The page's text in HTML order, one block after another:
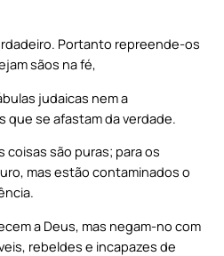
Portanto repreende-os
sãos na fé,
judaicas nem a
que se afastam da verdade.
coisas são puras; para os
mas estão contaminados o
a Deus, mas negam-no com
rebeldes e incapazes de